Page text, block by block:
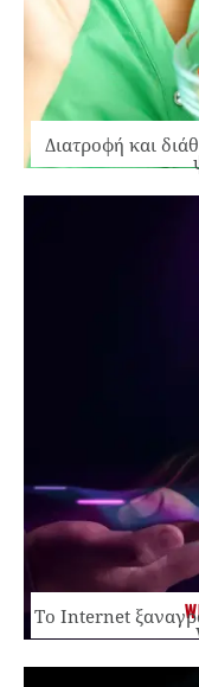
Διατροφή και
Το Internet